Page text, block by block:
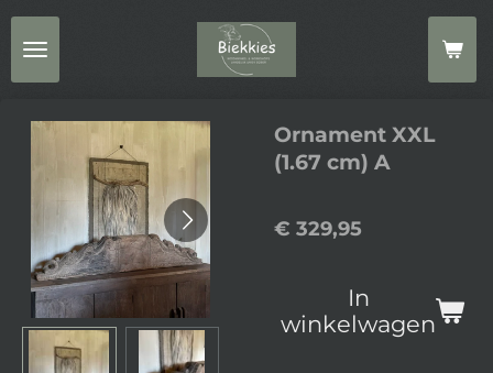
Ga
direct
naar
hoofdinhoud
Ornament XXL
(1.67 cm) A
€ 329,95
In
winkelwagen